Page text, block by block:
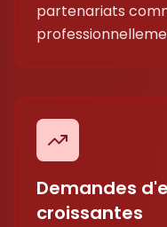
partenariats
Demandes
croissantes